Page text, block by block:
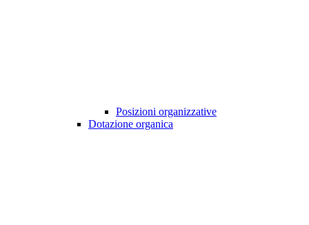
Posizioni organizzative
Dotazione organica